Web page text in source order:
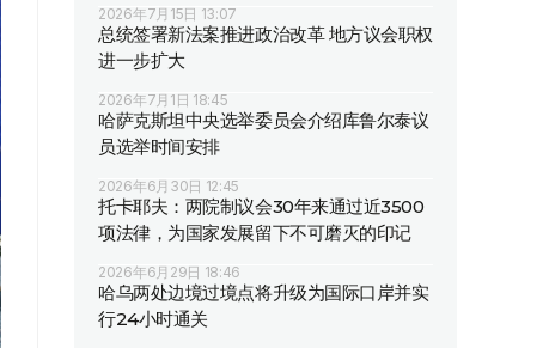
2026年7月15日 13:07
总统签署新法案推进政治改革 地方议会职权
进一步扩大
2026年7月1日 18:45
哈萨克斯坦中央选举委员会介绍库鲁尔泰议
员选举时间安排
2026年6月30日 12:45
托卡耶夫：两院制议会30年来通过近3500
项法律，为国家发展留下不可磨灭的印记
2026年6月29日 18:46
哈乌两处边境过境点将升级为国际口岸并实
行24小时通关